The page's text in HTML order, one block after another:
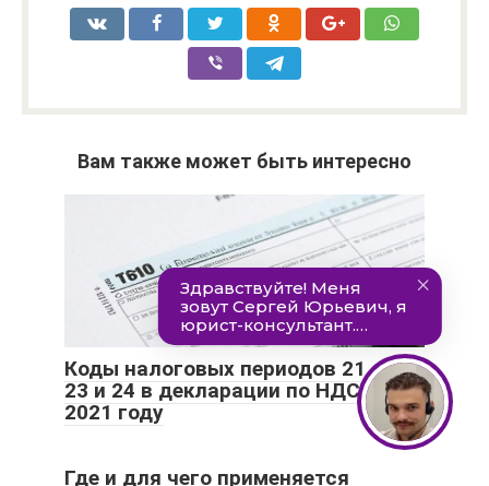
Вам также может быть интересно
Коды налоговых периодов 21, 22,
23 и 24 в декларации по НДС в
2021 году
Где и для чего применяется